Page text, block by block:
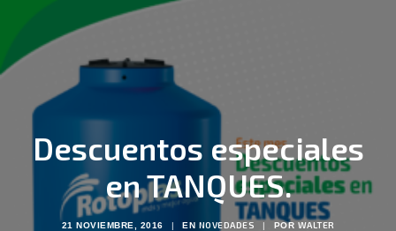
HOME
NOSOTROS
PRODUCTOS
NOVEDADES
CONTACTO
BUSCAR
Descuentos especiales
en TANQUES.
21 NOVIEMBRE, 2016 | EN NOVEDADES | POR WALTER